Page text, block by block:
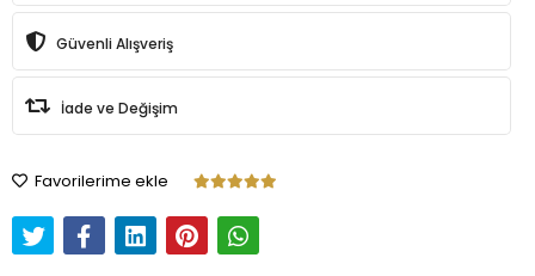
Güvenli Alışveriş
İade ve Değişim
Favorilerime ekle